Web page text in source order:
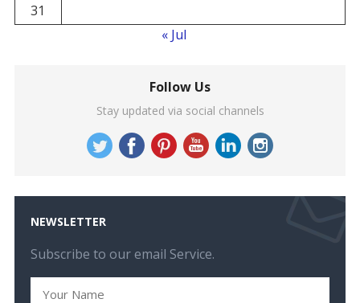
31
« Jul
Follow Us
Stay updated via social channels
NEWSLETTER
Subscribe to our email Service.